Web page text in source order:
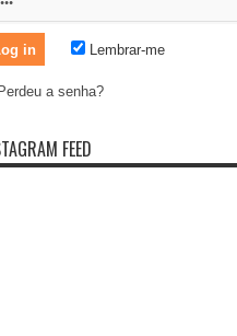
Lembrar-me
Perdeu a senha?
FEED